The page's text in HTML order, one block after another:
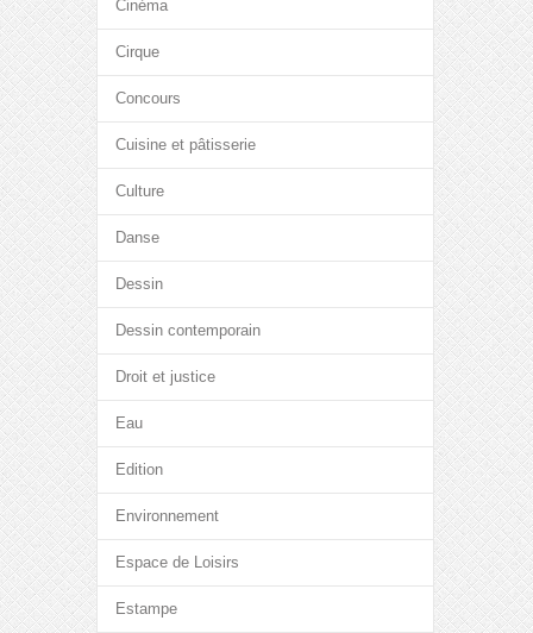
Cinéma
Cirque
Concours
Cuisine et pâtisserie
Culture
Danse
Dessin
Dessin contemporain
Droit et justice
Eau
Edition
Environnement
Espace de Loisirs
Estampe